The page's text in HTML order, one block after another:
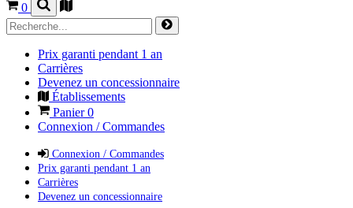
0
Prix garanti pendant 1 an
Carrières
Devenez un concessionnaire
Établissements
Panier0
Connexion / Commandes
Connexion / Commandes
Prix garanti pendant 1 an
Carrières
Devenez un concessionnaire